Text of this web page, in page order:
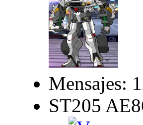
Mensajes:
ST205